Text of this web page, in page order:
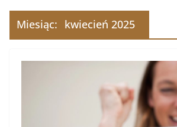
Miesiąc: kwiecień 2025